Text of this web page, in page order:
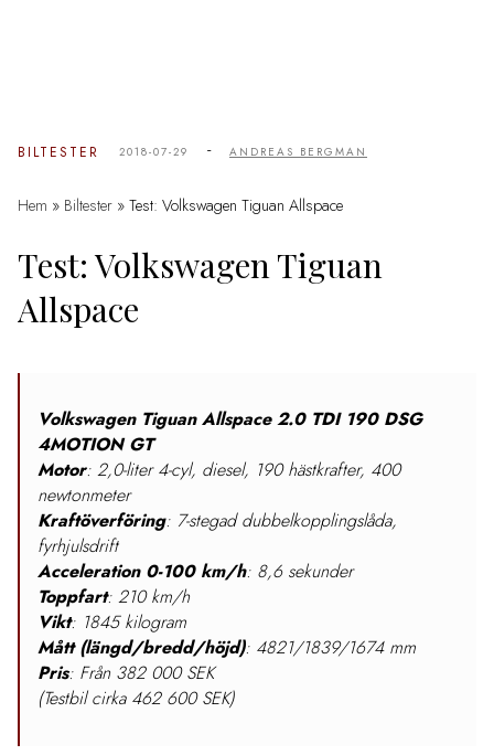
BILTESTER 2018-07-29 - ANDREAS BERGMAN
Hem » Biltester » Test: Volkswagen Tiguan Allspace
Test: Volkswagen Tiguan
Allspace
Volkswagen Tiguan Allspace 2.0 TDI 190 DSG
4MOTION GT
Motor: 2,0-liter 4-cyl, diesel, 190 hästkrafter, 400
newtonmeter
Kraftöverföring: 7-stegad dubbelkopplingslåda,
fyrhjulsdrift
Acceleration 0-100 km/h: 8,6 sekunder
Toppfart: 210 km/h
Vikt: 1845 kilogram
Mått (längd/bredd/höjd): 4821/1839/1674 mm
Pris: Från 382 000 SEK
(Testbil cirka 462 600 SEK)